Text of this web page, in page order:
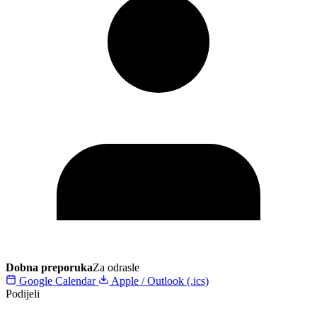
Dobna preporukaZa odrasle
Google Calendar
Apple / Outlook (.ics)
Podijeli